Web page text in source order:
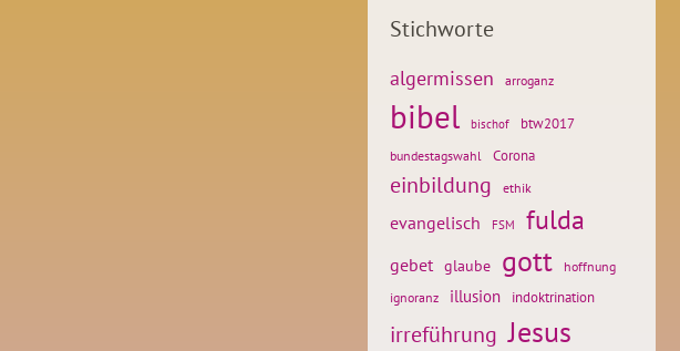
Stichworte
algermissen arroganz
bibel bischof btw2017
bundestagswahl Corona
einbildung ethik
evangelisch FSM fulda
gebet glaube gott
hoffnung
ignoranz
illusion indoktrination
irreführung Jesus